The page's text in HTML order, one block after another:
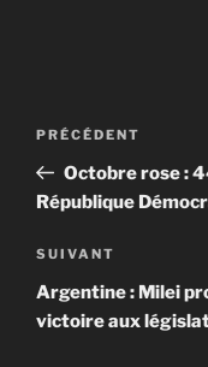
Navigation
l’article
Article
précédent
PRÉCÉDENT
Octobre rose :
République
Article
suivant
SUIVANT
Argentine : Milei
victoire aux